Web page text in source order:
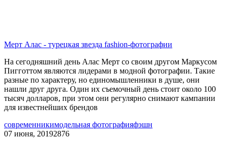
Мерт Алас - турецкая звезда fashion-фотографии
На сегодняшний день Алас Мерт со своим другом Маркусом
Пигготтом являются лидерами в модной фотографии. Такие
разные по характеру, но единомышленники в душе, они
нашли друг друга. Один их съемочный день стоит около 100
тысяч долларов, при этом они регулярно снимают кампании
для известнейших брендов
современникимодельная фотографияфэшн
07 июня, 20192876